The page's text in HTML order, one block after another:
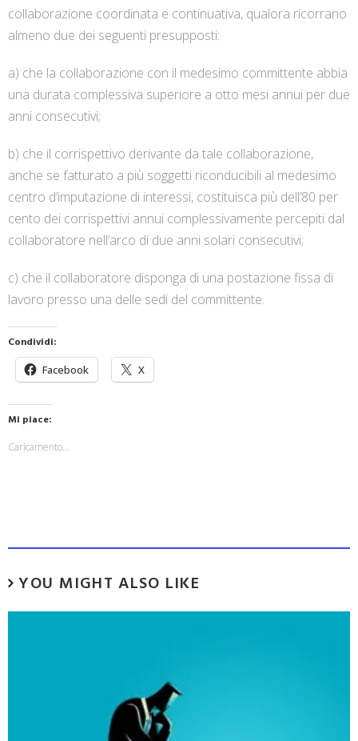
collaborazione coordinata e continuativa, qualora ricorrano
almeno due dei seguenti presupposti:
a) che la collaborazione con il medesimo committente abbia
una durata complessiva superiore a otto mesi annui per due
anni consecutivi;
b) che il corrispettivo derivante da tale collaborazione,
anche se fatturato a più soggetti riconducibili al medesimo
centro d’imputazione di interessi, costituisca più dell’80 per
cento dei corrispettivi annui complessivamente percepiti dal
collaboratore nell’arco di due anni solari consecutivi;
c) che il collaboratore disponga di una postazione fissa di
lavoro presso una delle sedi del committente.
Condividi:
Facebook X
Mi piace:
Caricamento...
YOU MIGHT ALSO LIKE